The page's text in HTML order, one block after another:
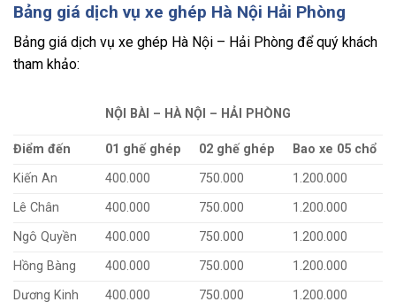
Bảng giá dịch vụ xe ghép Hà Nội Hải Phòng
Bảng giá dịch vụ xe ghép Hà Nội – Hải Phòng để quý khách
tham khảo:
NỘI BÀI – HÀ NỘI – HẢI PHÒNG
Điểm đến 01 ghế ghép 02 ghế ghép
Bao xe 05 chổ
Kiến An
400.000 750.000
1.200.000
Lê Chân
400.000 750.000
1.200.000
Ngô Quyền
400.000 750.000
1.200.000
Hồng Bàng
400.000 750.000
1.200.000
Dương Kinh
400.000 750.000
1.200.000